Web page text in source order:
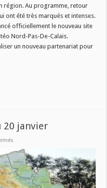
région
du
1er
septembre
région. Au programme, retour
ont été très marqués et intenses.
officiellement le nouveau site
Nord-Pas-De-Calais.
un nouveau partenariat pour
20 janvier
météo
en
région
du
20
janvier